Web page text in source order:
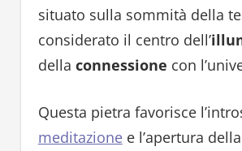
situato sulla sommità della
considerato il centro dell’
della connessione con
Questa pietra favorisce
meditazionee l’apertura